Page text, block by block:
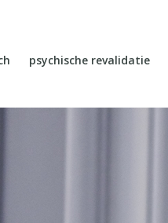
psychische revalidatie